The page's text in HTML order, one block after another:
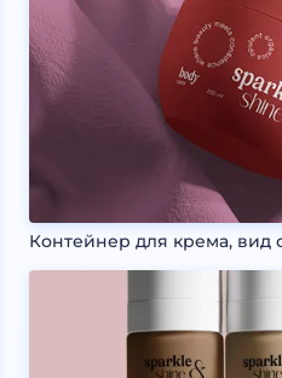
Контейнер для крема, вид